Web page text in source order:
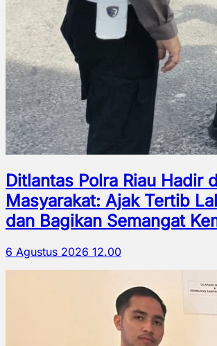
Ditlantas Polra Riau Hadir
Masyarakat: Ajak Tertib
dan Bagikan Semangat
6 Agustus 2026 12.00